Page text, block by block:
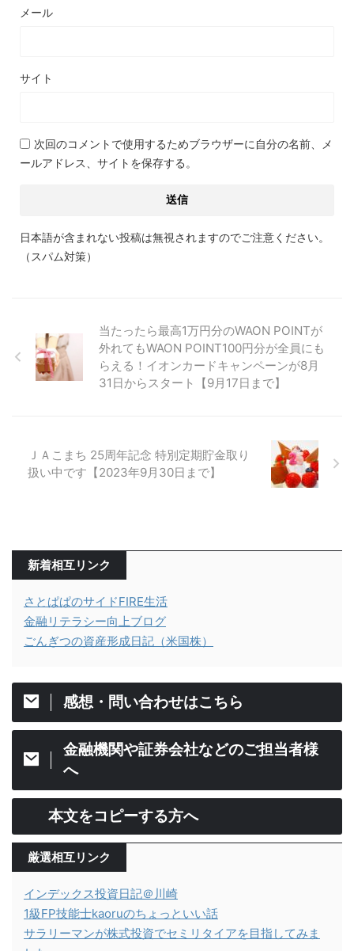
メール
サイト
次回のコメントで使用するためブラウザーに自分の名前、メ
ールアドレス、サイトを保存する。
日本語が含まれない投稿は無視されますのでご注意ください。
（スパム対策）
当たったら最高1万円分のWAON POINTが
外れてもWAON POINT100円分が全員にも
らえる！イオンカードキャンペーンが8月
31日からスタート【9月17日まで】
ＪＡこまち 25周年記念 特別定期貯金取り
扱い中です【2023年9月30日まで】
新着相互リンク
さとぱぱのサイドFIRE生活
金融リテラシー向上ブログ
ごんぎつの資産形成日記（米国株）
感想・問い合わせはこちら
金融機関や証券会社などのご担当者様
へ
本文をコピーする方へ
厳選相互リンク
インデックス投資日記＠川崎
1級FP技能士kaoruのちょっといい話
サラリーマンが株式投資でセミリタイアを目指してみま